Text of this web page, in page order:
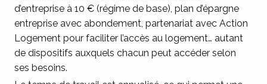
d’entreprise à 10 € (régime de base), plan d’épargne
entreprise avec abondement, partenariat avec Action
Logement pour faciliter l’accès au logement… autant
de dispositifs auxquels chacun peut accéder selon
ses besoins.